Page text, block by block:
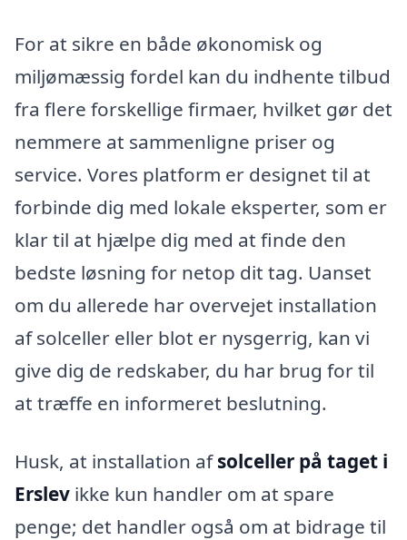
For at sikre en både økonomisk og
miljømæssig fordel kan du indhente tilbud
fra flere forskellige firmaer, hvilket gør det
nemmere at sammenligne priser og
service. Vores platform er designet til at
forbinde dig med lokale eksperter, som er
klar til at hjælpe dig med at finde den
bedste løsning for netop dit tag. Uanset
om du allerede har overvejet installation
af solceller eller blot er nysgerrig, kan vi
give dig de redskaber, du har brug for til
at træffe en informeret beslutning.
Husk, at installation afsolceller på taget i
Erslev ikke kun handler om at spare
penge; det handler også om at bidrage til